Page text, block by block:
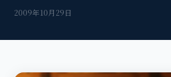
2009年10月29日